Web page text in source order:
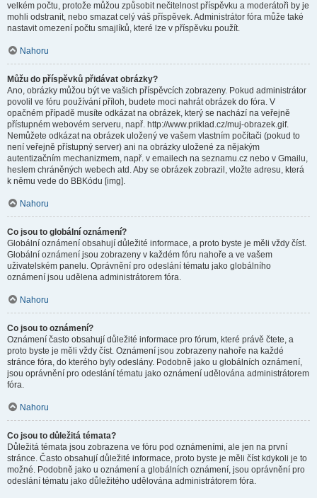
velkém počtu, protože můžou způsobit nečitelnost příspěvku a moderátoři by je
mohli odstranit, nebo smazat celý váš příspěvek. Administrátor fóra může také
nastavit omezení počtu smajlíků, které lze v příspěvku použít.
Nahoru
Můžu do příspěvků přidávat obrázky?
Ano, obrázky můžou být ve vašich příspěvcích zobrazeny. Pokud administrátor
povolil ve fóru používání příloh, budete moci nahrát obrázek do fóra. V
opačném případě musíte odkázat na obrázek, který se nachází na veřejně
přístupném webovém serveru, např. http://www.priklad.cz/muj-obrazek.gif.
Nemůžete odkázat na obrázek uložený ve vašem vlastním počítači (pokud to
není veřejně přístupný server) ani na obrázky uložené za nějakým
autentizačním mechanizmem, např. v emailech na seznamu.cz nebo v Gmailu,
heslem chráněných webech atd. Aby se obrázek zobrazil, vložte adresu, která
k němu vede do BBKódu [img].
Nahoru
Co jsou to globální oznámení?
Globální oznámení obsahují důležité informace, a proto byste je měli vždy číst.
Globální oznámení jsou zobrazeny v každém fóru nahoře a ve vašem
uživatelském panelu. Oprávnění pro odeslání tématu jako globálního
oznámení jsou udělena administrátorem fóra.
Nahoru
Co jsou to oznámení?
Oznámení často obsahují důležité informace pro fórum, které právě čtete, a
proto byste je měli vždy číst. Oznámení jsou zobrazeny nahoře na každé
stránce fóra, do kterého byly odeslány. Podobně jako u globálních oznámení,
jsou oprávnění pro odeslání tématu jako oznámení udělována administrátorem
fóra.
Nahoru
Co jsou to důležitá témata?
Důležitá témata jsou zobrazena ve fóru pod oznámeními, ale jen na první
stránce. Často obsahují důležité informace, proto byste je měli číst kdykoli je to
možné. Podobně jako u oznámení a globálních oznámení, jsou oprávnění pro
odeslání tématu jako důležitého udělována administrátorem fóra.